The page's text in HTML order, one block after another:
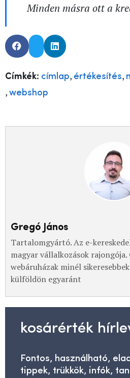
Minden másra ott a
Címkék: címlap, értékesítés,
, webshop
Gregó János
Tartalomgyártó. Az e-
magyar vállalkozások rajongója.
webáruházak minél
külföldön egyaránt
kosárérték
Fontos, használható,
tippek, trükkök, infók,